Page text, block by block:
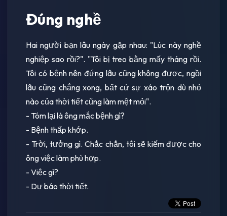
Đúng nghề
Hai người bạn lâu ngày gặp nhau: "Lúc này nghề
nghiệp sao rồi?". "Tôi bị treo bằng mấy tháng rồi.
Tôi có bệnh nên đứng lâu cũng không được, ngồi
lâu cũng chẳng xong, bất cứ sự xáo trộn dù nhỏ
nào của thời tiết cũng làm mệt mỏi".
- Tóm lại là ông mắc bệnh gì?
- Bệnh thấp khớp.
- Trời, tưởng gì. Chắc chắn, tôi sẽ kiếm được cho
ông việc làm phù hợp.
- Việc gì?
- Dự báo thời tiết.